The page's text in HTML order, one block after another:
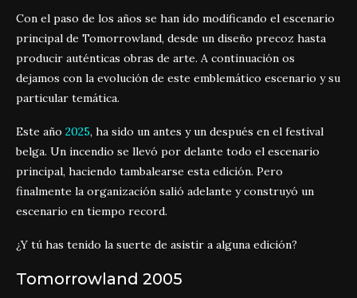
Con el paso de los años se han ido modificando el escenario
principal de Tomorrowland, desde un diseño precoz hasta
producir auténticas obras de arte. A continuación os
dejamos con la evolución de este emblemático escenario y su
particular temática.
Este año 2025, ha sido un antes y un después en el festival
belga. Un incendio se llevó por delante todo el escenario
principal, haciendo tambalearse esta edición. Pero
finalmente la organización salió adelante y construyó un
escenario en tiempo record.
¿Y tú has tenido la suerte de asistir a alguna edición?
Tomorrowland 2005